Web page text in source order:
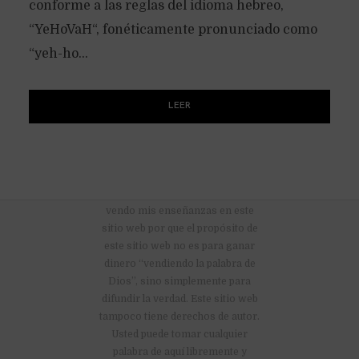
conforme a las reglas del idioma hebreo,
“YeHoVaH“, fonéticamente pronunciado como
“yeh-ho...
LEER
vendo mis enseñanzas en este
sitio web por que el propósito de
este sitio web no es para ganar
dinero “vendiendo la palabra de
Dios”, sino simplemente para
difundir la verdad. Este sitio web
tampoco tiene derechos de autor.
Usted puede tomar cualquier
palabra de aquí libremente y